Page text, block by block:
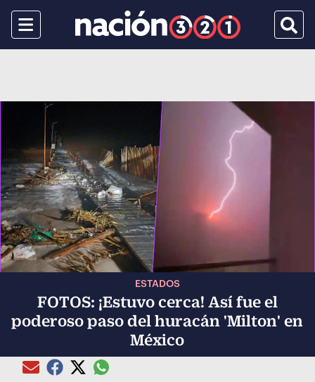
Menu
ESTADOS
FOTOS: ¡Estuvo cerca! Así fue el
poderoso paso del huracán 'Milton' en
México
Compartir el artículo actual mediante Email
Compartir el artículo actual mediante Facebook
Compartir el artículo actual mediante Twitter
Compartir el artículo actual mediante